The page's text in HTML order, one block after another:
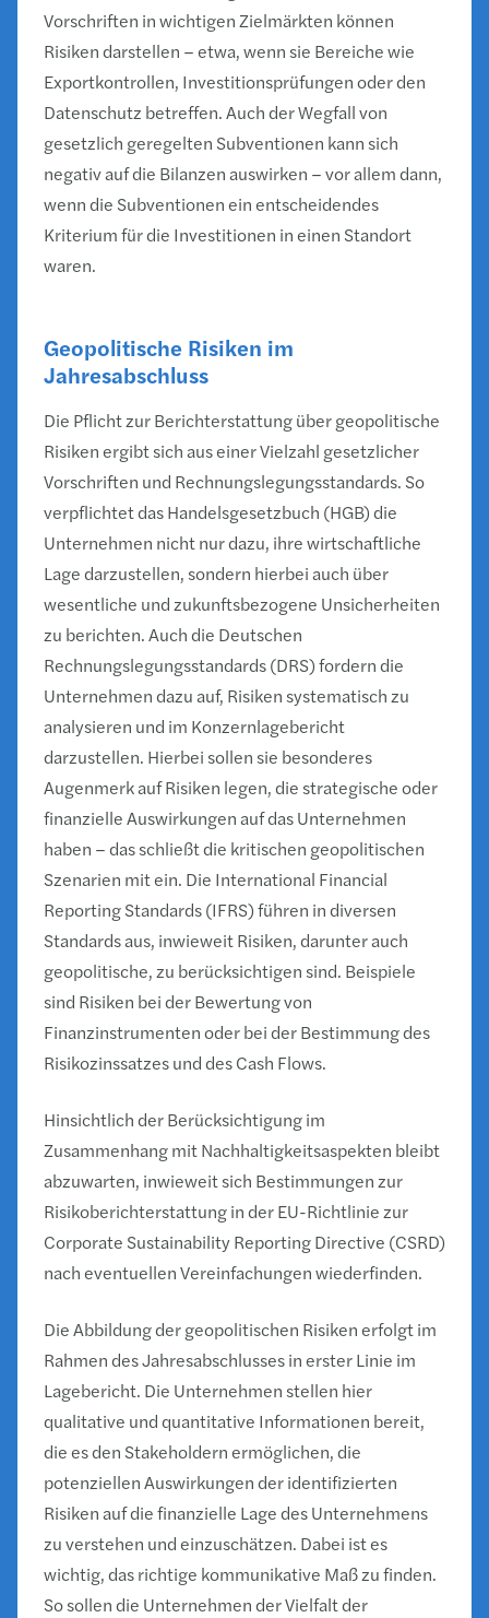
Vorschriften in wichtigen Zielmärkten können
Risiken darstellen – etwa, wenn sie Bereiche wie
Exportkontrollen, Investitionsprüfungen oder den
Datenschutz betreffen. Auch der Wegfall von
gesetzlich geregelten Subventionen kann sich
negativ auf die Bilanzen auswirken – vor allem dann,
wenn die Subventionen ein entscheidendes
Kriterium für die Investitionen in einen Standort
waren.
Geopolitische Risiken im
Jahresabschluss
Die Pflicht zur Berichterstattung über geopolitische
Risiken ergibt sich aus einer Vielzahl gesetzlicher
Vorschriften und Rechnungslegungsstandards. So
verpflichtet das Handelsgesetzbuch (HGB) die
Unternehmen nicht nur dazu, ihre wirtschaftliche
Lage darzustellen, sondern hierbei auch über
wesentliche und zukunftsbezogene Unsicherheiten
zu berichten. Auch die Deutschen
Rechnungslegungsstandards (DRS) fordern die
Unternehmen dazu auf, Risiken systematisch zu
analysieren und im Konzernlagebericht
darzustellen. Hierbei sollen sie besonderes
Augenmerk auf Risiken legen, die strategische oder
finanzielle Auswirkungen auf das Unternehmen
haben – das schließt die kritischen geopolitischen
Szenarien mit ein. Die International Financial
Reporting Standards (IFRS) führen in diversen
Standards aus, inwieweit Risiken, darunter auch
geopolitische, zu berücksichtigen sind. Beispiele
sind Risiken bei der Bewertung von
Finanzinstrumenten oder bei der Bestimmung des
Risikozinssatzes und des Cash Flows.
Hinsichtlich der Berücksichtigung im
Zusammenhang mit Nachhaltigkeitsaspekten bleibt
abzuwarten, inwieweit sich Bestimmungen zur
Risikoberichterstattung in der EU-Richtlinie zur
Corporate Sustainability Reporting Directive (CSRD)
nach eventuellen Vereinfachungen wiederfinden.
Die Abbildung der geopolitischen Risiken erfolgt im
Rahmen des Jahresabschlusses in erster Linie im
Lagebericht. Die Unternehmen stellen hier
qualitative und quantitative Informationen bereit,
die es den Stakeholdern ermöglichen, die
potenziellen Auswirkungen der identifizierten
Risiken auf die finanzielle Lage des Unternehmens
zu verstehen und einzuschätzen. Dabei ist es
wichtig, das richtige kommunikative Maß zu finden.
So sollen die Unternehmen der Vielfalt der